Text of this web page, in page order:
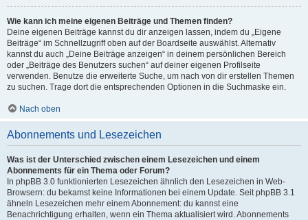
Wie kann ich meine eigenen Beiträge und Themen finden?
Deine eigenen Beiträge kannst du dir anzeigen lassen, indem du „Eigene
Beiträge“ im Schnellzugriff oben auf der Boardseite auswählst. Alternativ
kannst du auch „Deine Beiträge anzeigen“ in deinem persönlichen Bereich
oder „Beiträge des Benutzers suchen“ auf deiner eigenen Profilseite
verwenden. Benutze die erweiterte Suche, um nach von dir erstellen Themen
zu suchen. Trage dort die entsprechenden Optionen in die Suchmaske ein.
Nach oben
Abonnements und Lesezeichen
Was ist der Unterschied zwischen einem Lesezeichen und einem
Abonnements für ein Thema oder Forum?
In phpBB 3.0 funktionierten Lesezeichen ähnlich den Lesezeichen in Web-
Browsern: du bekamst keine Informationen bei einem Update. Seit phpBB 3.1
ähneln Lesezeichen mehr einem Abonnement: du kannst eine
Benachrichtigung erhalten, wenn ein Thema aktualisiert wird. Abonnements